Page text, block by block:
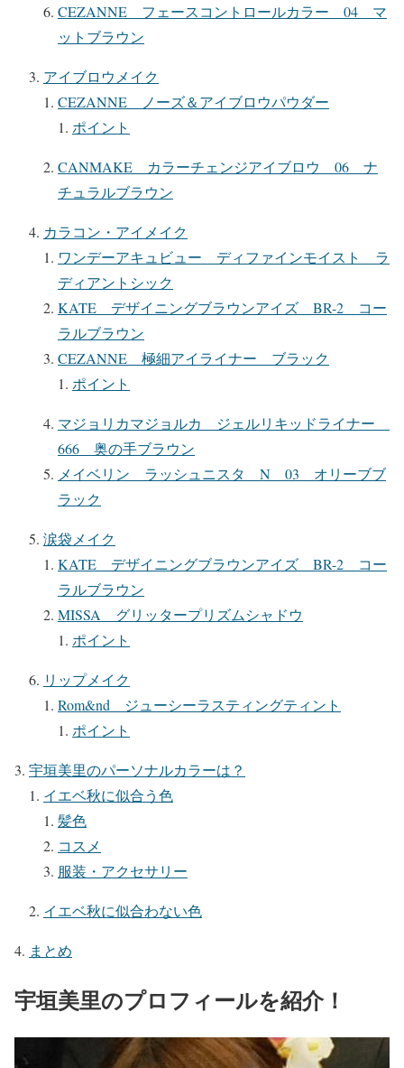
CEZANNE フェースコントロールカラー 04 マ
ットブラウン
アイブロウメイク
CEZANNE ノーズ＆アイブロウパウダー
ポイント
CANMAKE カラーチェンジアイブロウ 06 ナ
チュラルブラウン
カラコン・アイメイク
ワンデーアキュビュー ディファインモイスト ラ
ディアントシック
KATE デザイニングブラウンアイズ BR-2 コー
ラルブラウン
CEZANNE 極細アイライナー ブラック
ポイント
マジョリカマジョルカ ジェルリキッドライナー
666 奥の手ブラウン
メイベリン ラッシュニスタ N 03 オリーブブ
ラック
涙袋メイク
KATE デザイニングブラウンアイズ BR-2 コー
ラルブラウン
MISSA グリッタープリズムシャドウ
ポイント
リップメイク
Rom&nd ジューシーラスティングティント
ポイント
宇垣美里のパーソナルカラーは？
イエベ秋に似合う色
髪色
コスメ
服装・アクセサリー
イエベ秋に似合わない色
まとめ
宇垣美里のプロフィールを紹介！